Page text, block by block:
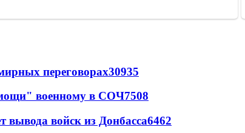
переговорах30935
военному в СОЧ7508
вывода войск из Донбасса6462